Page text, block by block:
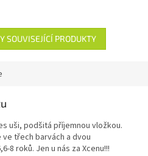
SOUVISEJÍCÍ PRODUKTY
uši, podšitá příjemnou vložkou.
třech barvách a dvou
8 roků. Jen u nás za Xcenu!!!